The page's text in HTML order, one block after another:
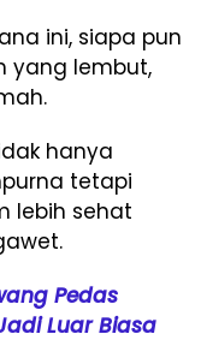
ini, siapa pun
yang lembut,
hanya
tetapi
lebih sehat
Pedas
Luar Biasa